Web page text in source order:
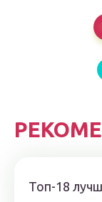
Топ-18